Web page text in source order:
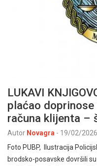
LUKAVI
plaćao
računa klijenta –
Autor Novagra - 19/02/2026
Foto PUBP, Ilustracija
brodsko-posavske dovršili